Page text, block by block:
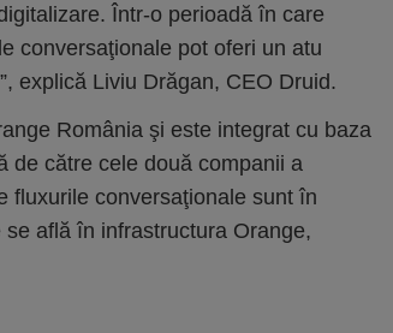
Într-o perioadă în care
conversaţionale pot oferi un atu
explică Liviu Drăgan, CEO Druid.
România şi este integrat cu baza
de către cele două companii a
fluxurile conversaţionale sunt în
află în infrastructura Orange,